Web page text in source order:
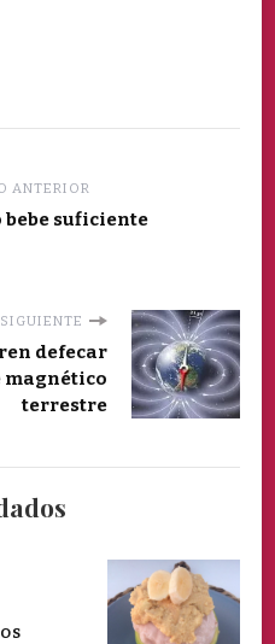
ANTERIOR
bebe suficiente
defecar
magnético
terrestre